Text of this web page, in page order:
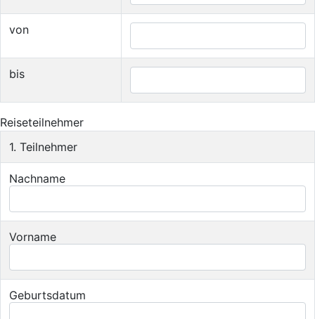
von
bis
Reiseteilnehmer
1. Teilnehmer
Nachname
Vorname
Geburtsdatum